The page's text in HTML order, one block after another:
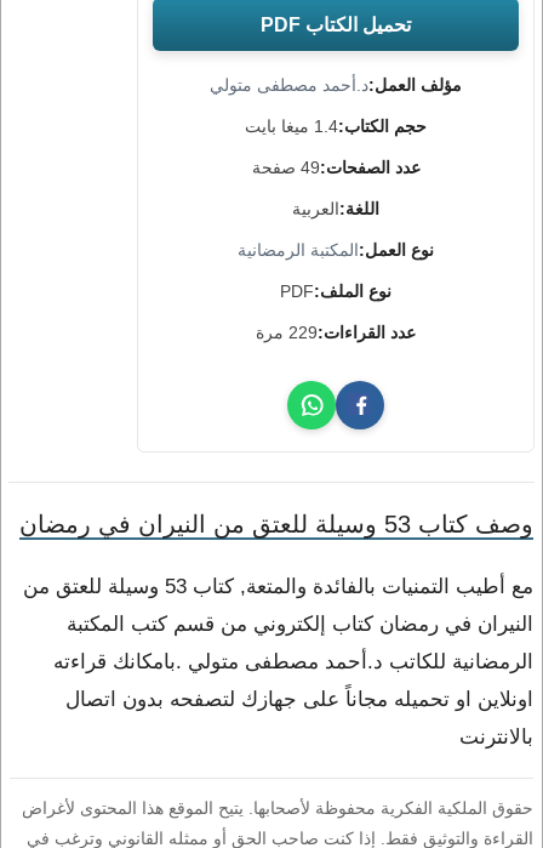
مؤلف العمل:د.أحمد مصطفى متولي
حجم الكتاب:1.4 ميغا بايت
عدد الصفحات:49 صفحة
اللغة:العربية
نوع العمل:المكتبة الرمضانية
نوع الملف:PDF
عدد القراءات:229 مرة
تحميل الكتاب PDF
وصف كتاب 53 وسيلة للعتق من النيران في رمضان
مع أطيب التمنيات بالفائدة والمتعة, كتاب 53 وسيلة للعتق من
النيران في رمضان كتاب إلكتروني من قسم كتب المكتبة
الرمضانية للكاتب د.أحمد مصطفى متولي .بامكانك قراءته
اونلاين او تحميله مجاناً على جهازك لتصفحه بدون اتصال
بالانترنت
حقوق الملكية الفكرية محفوظة لأصحابها. يتيح الموقع هذا المحتوى لأغراض
القراءة والتوثيق فقط. إذا كنت صاحب الحق أو ممثله القانوني وترغب في